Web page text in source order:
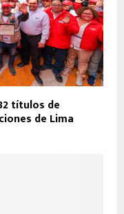
títulos de
de Lima